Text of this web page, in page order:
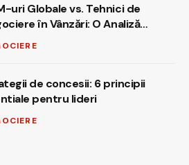
uri Globale vs. Tehnici de
în Vânzări: O Analiză
de concesii: 6 principii
pentru lideri